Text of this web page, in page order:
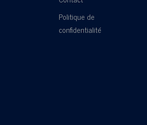
Politique de
confidentialité